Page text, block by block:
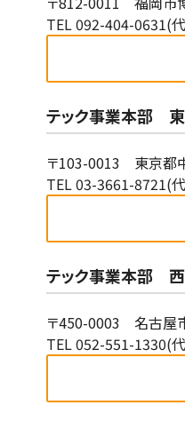
TEL 092-404-0631(
テック事業本部
〒103-0013 東京都
TEL 03-3661-8721(
テック事業本部
〒450-0003 名古屋
TEL 052-551-1330(